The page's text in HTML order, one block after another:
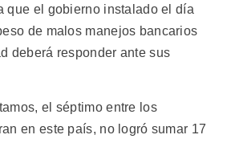
que el gobierno instalado el día
de malos manejos bancarios
deberá responder ante sus
el séptimo entre los
en este país, no logró sumar 17